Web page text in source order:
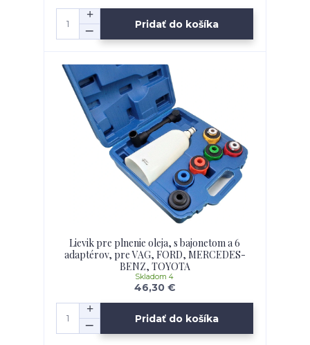
Pridať do košíka
Lievik pre plnenie oleja, s bajonetom a 6
adaptérov, pre VAG, FORD, MERCEDES-
BENZ, TOYOTA
46,30 €
Skladom 4
Pridať do košíka